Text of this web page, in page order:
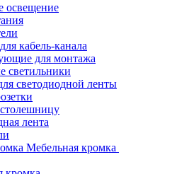
освещение
кабель-канала
для монтажа
светильники
светодиодной ленты
лента
Мебельная кромка